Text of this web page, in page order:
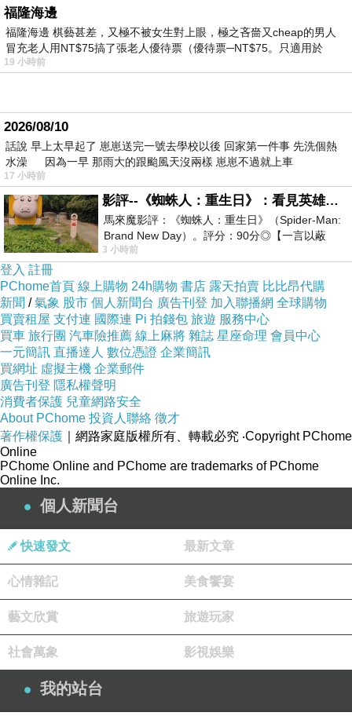
2014-06-18 12:00:02
鳳梨那個很好笑
第二篇讓人很無語...@@
版主回應
台灣的教育，社會一片混亂就算了，家庭好像
也教得不怎麼樣。
鳳梨那個殺來砍去的，看起來很兇很，吃起來
卻很甜蜜。:)
2014-06-29 21:54:47
(悄悄話)
2014-06-18 06:54:47
福隆海邊
福隆海邊 棋藝甚差，又極不被女生對上眼，極之吝嗇又cheap的男人
冒充老人用NT$75搞了張老人優待票（優待票─NT$75。只適用於
19 小時前
2026/08/10
話說 早上太早起了 崽崽送完一號去學校以後 回家第一件事 先洗個熱
水澡 因為一早 那雨大的跟颱風天沒兩樣 崽崽不過就上車
17 小時前
影評--《蜘蛛人：重生日》：看見英雄的孤獨與重生
馬來魔影評：《蜘蛛人：重生日》（Spider-Man:
Brand New Day）。評分：90分◎【一言以蔽
之】：一個失去一切的英雄，學會放下孤獨、
3 小時前
登入 註冊
PChome首頁 線上購物 24h購物 書店 露天拍賣 比比昂代購
新聞 /氣象 股市 個人新聞台 廣告刊登 加入聯播網 全球購物
買賣租屋 支付連 國際連 Pi 拍錢包 旅遊 服務中心
買車 旅行團 汽車險推薦 線上麻將 雜誌 星座命理 會員中心
一元簡訊 直播達人 數位憑證 企業簡訊
買網址 虛擬主機 企業郵件
廣告刊登 隱私權聲明
消費者保護 兒童網路安全
About PChome 投資人聯絡 徵才
著作權保護 ｜網路家庭版權所有、轉載必究 ‧Copyright PChome
Online
PChome Online and PChome are trademarks of PChome
Online Inc.
個人新聞台
快速發文 最新文章
心情雜記 美食饗宴
藝文欣賞 旅遊玩家
社會萬象 影視娛樂
我的站台